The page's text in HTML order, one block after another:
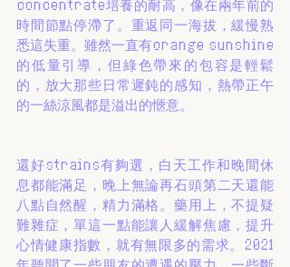
concentrate培養的耐高，像在兩年前的
時間節點停滯了。重返同一海拔，緩慢熟
悉這失重。雖然一直有orange sunshine
的低量引導，但綠色帶來的包容是輕鬆
的，放大那些日常遲鈍的感知，熱帶正午
的一絲涼風都是溢出的愜意。
還好strains有夠選，白天工作和晚間休
息都能滿足，晚上無論再石頭第二天還能
八點自然醒，精力滿格。藥用上，不提疑
難雜症，單這一點能讓人緩解焦慮，提升
心情健康指數，就有無限多的需求。2021